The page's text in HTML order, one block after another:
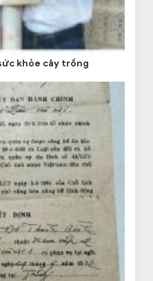
khỏe cây trồng